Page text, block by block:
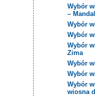
Wybór
–
Wybór
Wybór
Wybór
Zima
Wybór
Wybór
Wybór
wiosna